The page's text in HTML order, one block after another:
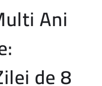
Ani
de 8